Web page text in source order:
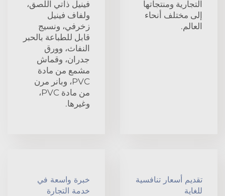
التجارية ومنتجاتها
إلى مختلف أنحاء
العالم.
فينيل ذاتي اللصق،
ولفاف فينيل
زخرفي، ونسيج
قابل للطباعة بالحبر
النفاث، وورق
جدران، وقماش
مشمع من مادة
PVC، وبانر مرن
من مادة PVC،
وغيرها.
تقديم أسعار تنافسية
للغاية
خبرة واسعة في
خدمة التجارة